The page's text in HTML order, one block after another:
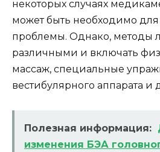
некоторых случаях
может быть необходимо для
проблемы. Однако, методы
различными и включать
массаж, специальные
вестибулярного аппарата и
Полезная информация:
изменения БЭА